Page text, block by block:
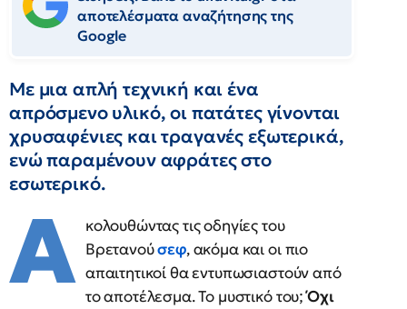
αποτελέσματα αναζήτησης της
Google
Με μια απλή τεχνική και ένα
απρόσμενο υλικό, οι πατάτες γίνονται
χρυσαφένιες και τραγανές εξωτερικά,
ενώ παραμένουν αφράτες στο
εσωτερικό.
Α κολουθώντας τις οδηγίες του
Βρετανούσεφ, ακόμα και οι πιο
απαιτητικοί θα εντυπωσιαστούν από
το αποτέλεσμα. Το μυστικό του;Όχι